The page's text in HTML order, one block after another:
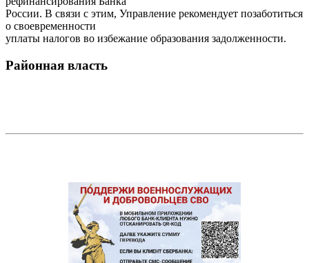
России. В связи с этим, Управление рекомендует позаботиться
о своевременности
уплаты налогов во избежание образования задолженности.
Районная власть